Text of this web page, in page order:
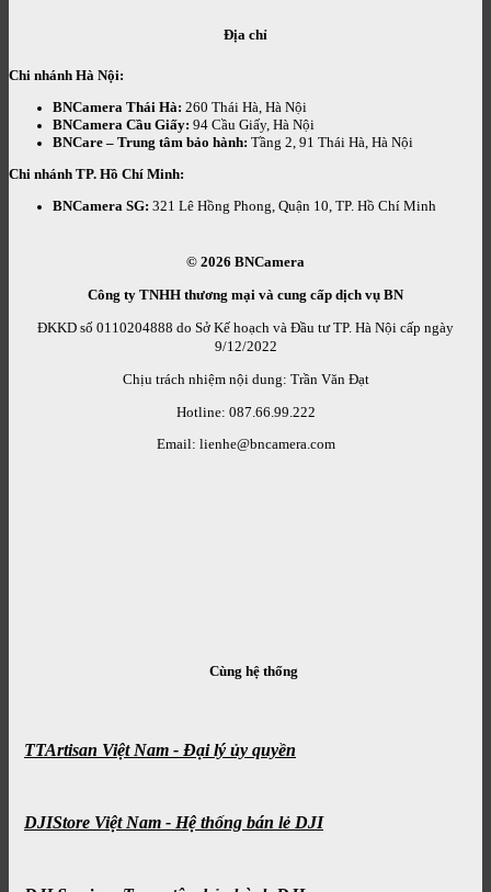
Địa chỉ
Chi nhánh Hà Nội:
BNCamera Thái Hà: 260 Thái Hà, Hà Nội
BNCamera Cầu Giấy: 94 Cầu Giấy, Hà Nội
BNCare – Trung tâm bảo hành: Tầng 2, 91 Thái Hà, Hà Nội
Chi nhánh TP. Hồ Chí Minh:
BNCamera SG: 321 Lê Hồng Phong, Quận 10, TP. Hồ Chí Minh
© 2026 BNCamera
Công ty TNHH thương mại và cung cấp dịch vụ BN
ĐKKD số 0110204888 do Sở Kế hoạch và Đầu tư TP. Hà Nội cấp ngày
9/12/2022
Chịu trách nhiệm nội dung: Trần Văn Đạt
Hotline: 087.66.99.222
Email: lienhe@bncamera.com
Cùng hệ thống
TTArtisan Việt Nam - Đại lý ủy quyền
DJIStore Việt Nam - Hệ thống bán lẻ DJI